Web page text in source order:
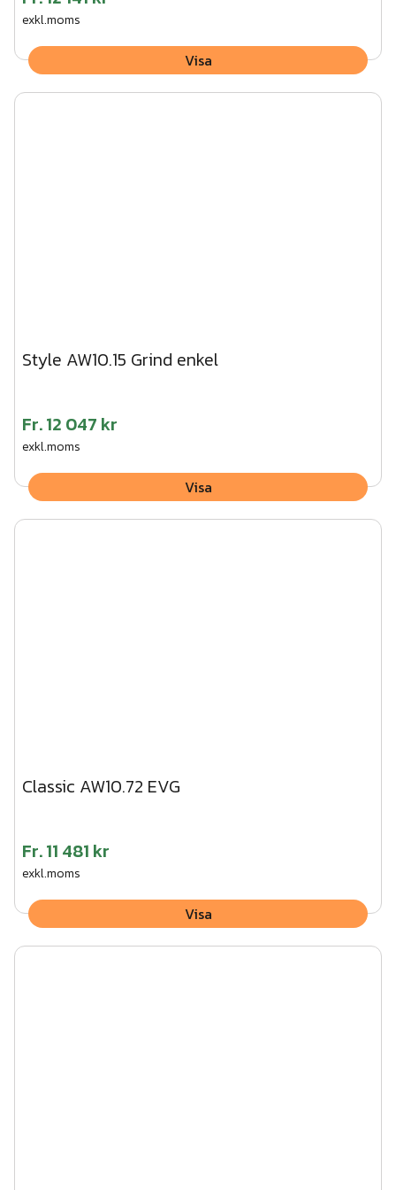
exkl.moms
Visa
Style AW10.15 Grind enkel
Fr.12 047 kr
exkl.moms
Visa
Classic AW10.72 EVG
Fr.11 481 kr
exkl.moms
Visa